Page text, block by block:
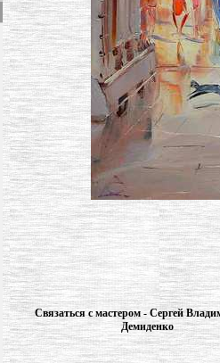
Связаться с мастером - Сергей
Демиденко